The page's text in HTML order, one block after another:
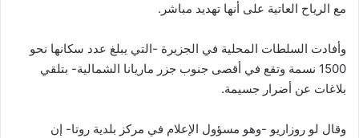
مع الرياح العاتية على أنها تهديد مباشر.
وأفادت السلطات المحلية في الجزيرة -التي يبلغ عدد سكانها نحو
1500 نسمة وتقع في أقصى جنوب جزر ماريانا الشمالية- بتلقي
بلاغات عن أضرار جسيمة.
وقال لو روزاريو -وهو مسؤول الإعلام في مركز بلدية روتا- إن